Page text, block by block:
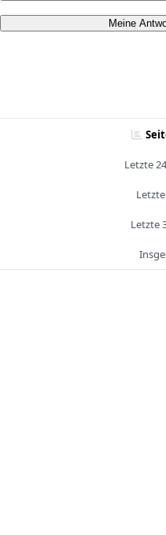
Meine
Letzte
Letzte